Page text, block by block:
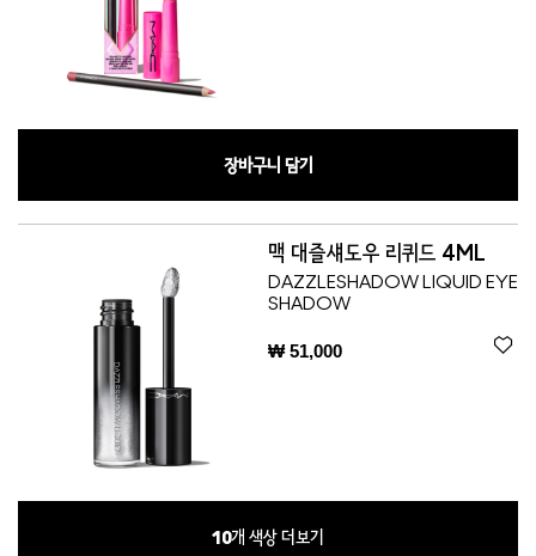
장바구니 담기
맥 대즐섀도우 리퀴드 4ML
DAZZLESHADOW LIQUID EYE
SHADOW
₩ 51,000
10개 색상 더보기